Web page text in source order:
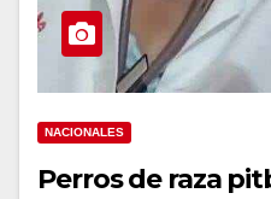
NACIONALES
Perros de raza